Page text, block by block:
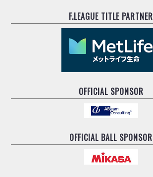
F.LEAGUE TITLE PARTNER
OFFICIAL SPONSOR
OFFICIAL BALL SPONSOR